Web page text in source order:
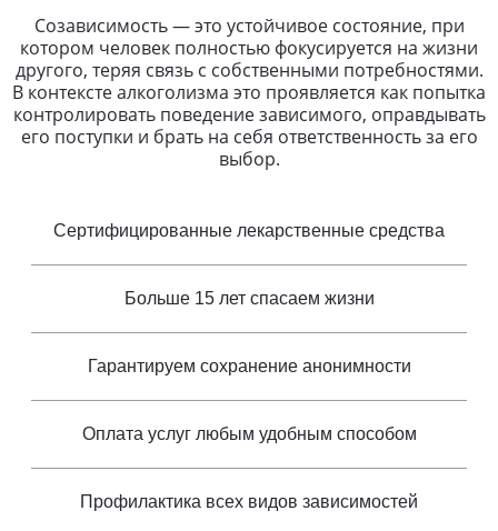
Созависимость — это устойчивое состояние, при
котором человек полностью фокусируется на жизни
другого, теряя связь с собственными потребностями.
В контексте алкоголизма это проявляется как попытка
контролировать поведение зависимого, оправдывать
его поступки и брать на себя ответственность за его
выбор.
Сертифицированные лекарственные средства
Больше 15 лет спасаем жизни
Гарантируем сохранение анонимности
Оплата услуг любым удобным способом
Профилактика всех видов зависимостей